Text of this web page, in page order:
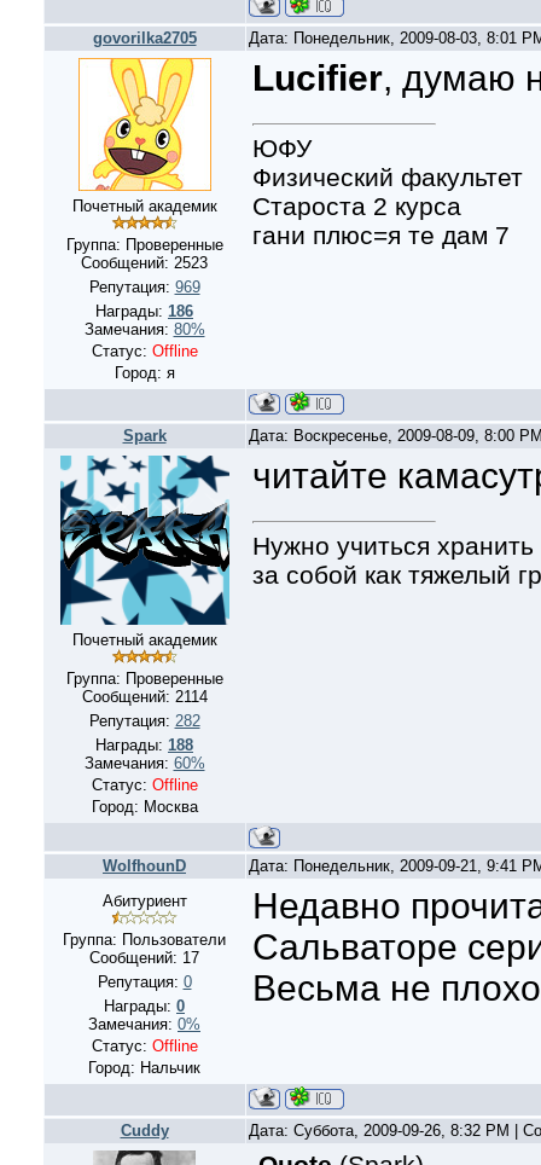
govorilka2705 Дата: Понедельник, 2009-08-03, 8:01
Почетный академик
Группа: Проверенные
Сообщений: 2523
Репутация: 969
Награды: 186
Замечания: 80%
Статус: Offline
Город: я
Lucifier, думаю
ЮФУ
Физический факультет
Староста 2 курса
гани плюс=я те дам 7
Spark Дата: Воскресенье, 2009-08-09, 8:00
Почетный академик
Группа: Проверенные
Сообщений: 2114
Репутация: 282
Награды: 188
Замечания: 60%
Статус: Offline
Город: Москва
читайте
Нужно учиться
за собой как тяжелый
WolfhounD
Дата: Понедельник, 2009-09-21, 9:41
Абитуриент
Группа: Пользователи
Сообщений: 17
Репутация: 0
Награды: 0
Замечания: 0%
Статус: Offline
Город: Нальчик
Недавно
Сальваторе
Весьма не
Cuddy Дата: Суббота, 2009-09-26, 8:32 PM |